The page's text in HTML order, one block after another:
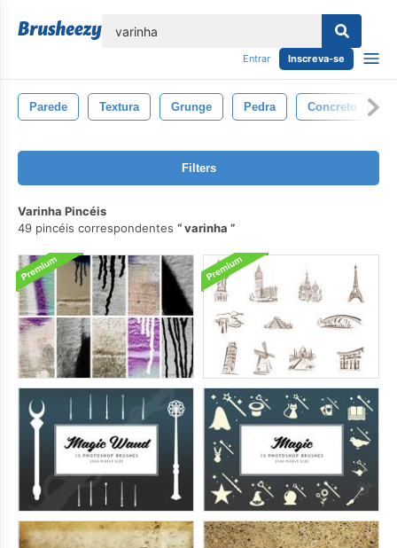
Entrar Inscreva-se
Parede Textura Grunge Pedra Concreto
Filters
Varinha Pincéis
49 pincéis correspondentes
varinha